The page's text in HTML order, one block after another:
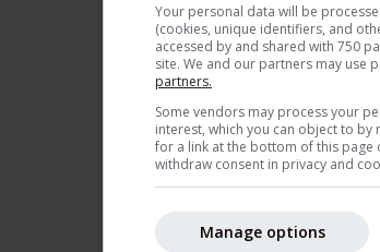
Your personal data will be
(cookies, unique identifiers, and
accessed by and shared with 750
site. We and our partners may use
partners.
Some vendors may process your
interest, which you can object to
for a link at the bottom of this page
withdraw consent in privacy and
Manage options